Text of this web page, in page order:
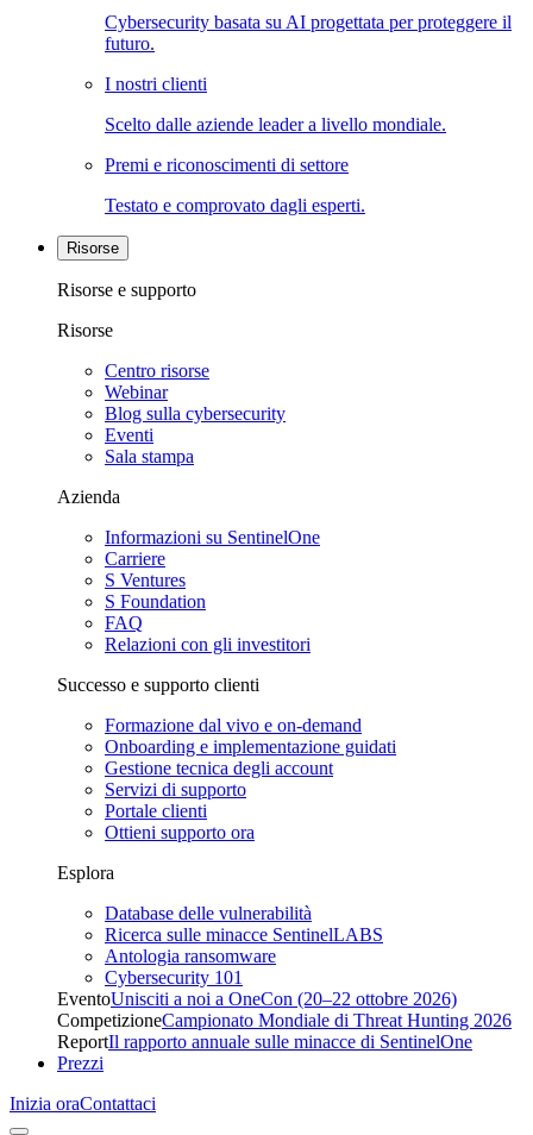
Cybersecurity basata su AI progettata per proteggere il
futuro.
I nostri clienti
Scelto dalle aziende leader a livello mondiale.
Premi e riconoscimenti di settore
Testato e comprovato dagli esperti.
Risorse
Risorse e supporto
Risorse
Centro risorse
Webinar
Blog sulla cybersecurity
Eventi
Sala stampa
Azienda
Informazioni su SentinelOne
Carriere
S Ventures
S Foundation
FAQ
Relazioni con gli investitori
Successo e supporto clienti
Formazione dal vivo e on-demand
Onboarding e implementazione guidati
Gestione tecnica degli account
Servizi di supporto
Portale clienti
Ottieni supporto ora
Esplora
Database delle vulnerabilità
Ricerca sulle minacce SentinelLABS
Antologia ransomware
Cybersecurity 101
EventoUnisciti a noi a OneCon (20–22 ottobre 2026)
CompetizioneCampionato Mondiale di Threat Hunting 2026
ReportIl rapporto annuale sulle minacce di SentinelOne
Prezzi
Inizia oraContattaci